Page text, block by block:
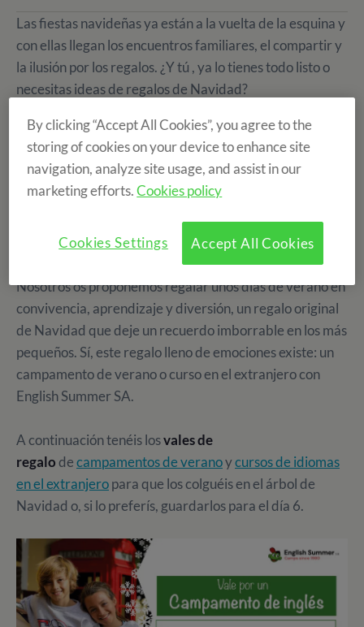
Las fiestas navideñas ya están a la vuelta de la esquina y
con ellas llegan los encuentros familiares, el compartir y
la ilusión por los regalos. ¿Y tú , ya lo tienes todo listo o
necesitas ideas de regalos de Navidad?
Según varios estudios, los regalos más comunes en estas
fechas son los productos electrónicos (móviles, TVs,
ordenadores...), juguetes, ropa y calzado, joyas y
también los libros. ¿Pero donde están las emociones, las
experiencias y la felicidad? Ya sabéis que esto también
se puede regalar ;)
Nosotros os proponemos regalar unos días de verano en
convivencia, aprendizaje y diversión, un regalo original
de Navidad que deje un recuerdo imborrable en los más
pequeños. Sí, este regalo lleno de emociones existe: un
campamento de verano o curso en el extranjero con
English Summer SA.
A continuación tenéis losvales de
regalodecampamentos de veranoycursos de idiomas
en el extranjeropara que los colguéis en el árbol de
Navidad o, si lo preferís, guardarlos para el día 6.
By clicking “Accept All Cookies”, you agree to the
storing of cookies on your device to enhance site
navigation, analyze site usage, and assist in our
marketing efforts.Cookies policy
Accept All Cookies
Cookies Settings